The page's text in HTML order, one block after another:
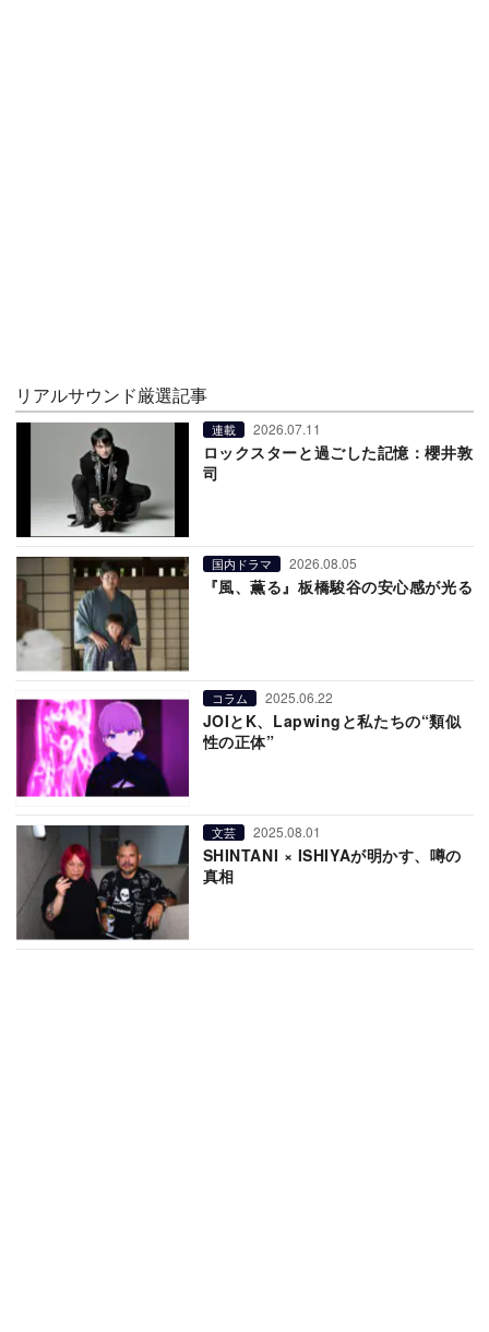
リアルサウンド厳選記事
連載 2026.07.11
ロックスターと過ごした記憶：櫻井敦
司
国内ドラマ 2026.08.05
『風、薫る』板橋駿谷の安心感が光る
コラム 2025.06.22
JOIとK、Lapwingと私たちの“類似
性の正体”
文芸 2025.08.01
SHINTANI × ISHIYAが明かす、噂の
真相